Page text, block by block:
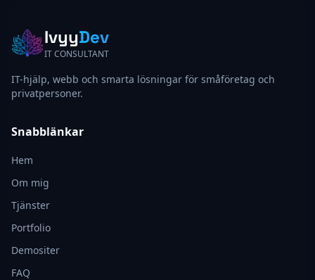
IvyyDev
IT CONSULTANT
IT-hjälp, webb och smarta lösningar för småföretag och
privatpersoner.
Snabblänkar
Hem
Om mig
Tjänster
Portfolio
Demositer
FAQ